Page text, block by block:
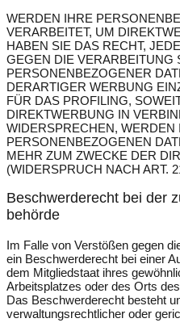
WERDEN IHRE
VERARBEITET, UM
HABEN SIE DAS RECHT,
GEGEN DIE VERARBEITUNG
PERSONENBEZOGENER
DERARTIGER WERBUNG
FÜR DAS PROFILING,
DIREKTWERBUNG IN
WIDERSPRECHEN, WERDEN
PERSONENBEZOGENEN
MEHR ZUM ZWECKE DER
(WIDERSPRUCH NACH ART.
Beschwerde­recht bei der
behörde
Im Falle von Verstößen gegen
ein Beschwerderecht bei einer
dem Mitgliedstaat ihres
Arbeitsplatzes oder des Orts
Das Beschwerderecht besteht
verwaltungsrechtlicher oder